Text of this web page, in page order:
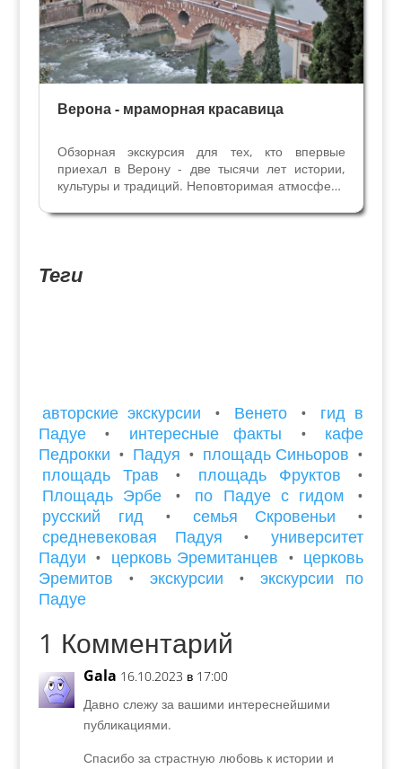
Верона - мраморная красавица
Обзорная экскурсия для тех, кто впервые
приехал в Верону - две тысячи лет истории,
культуры и традиций. Неповторимая атмосфера
соборов и многочисленных памятников римской
Теги
авторские экскурсии • Венето •
гид в
Падуе
• интересные факты •
кафе
Педрокки • Падуя • площадь Синьоров •
площадь Трав
• площадь Фруктов
•
Площадь Эрбе
• по Падуе с гидом
•
русский гид
• семья Скровеньи
•
средневековая Падуя
•
университет
Падуи • церковь Эремитанцев • церковь
Эремитов
• экскурсии •
экскурсии по
Падуе
1 Комментарий
Gala 16.10.2023 в 17:00
Давно слежу за вашими интереснейшими
публикациями.
Спасибо за страстную любовь к истории и